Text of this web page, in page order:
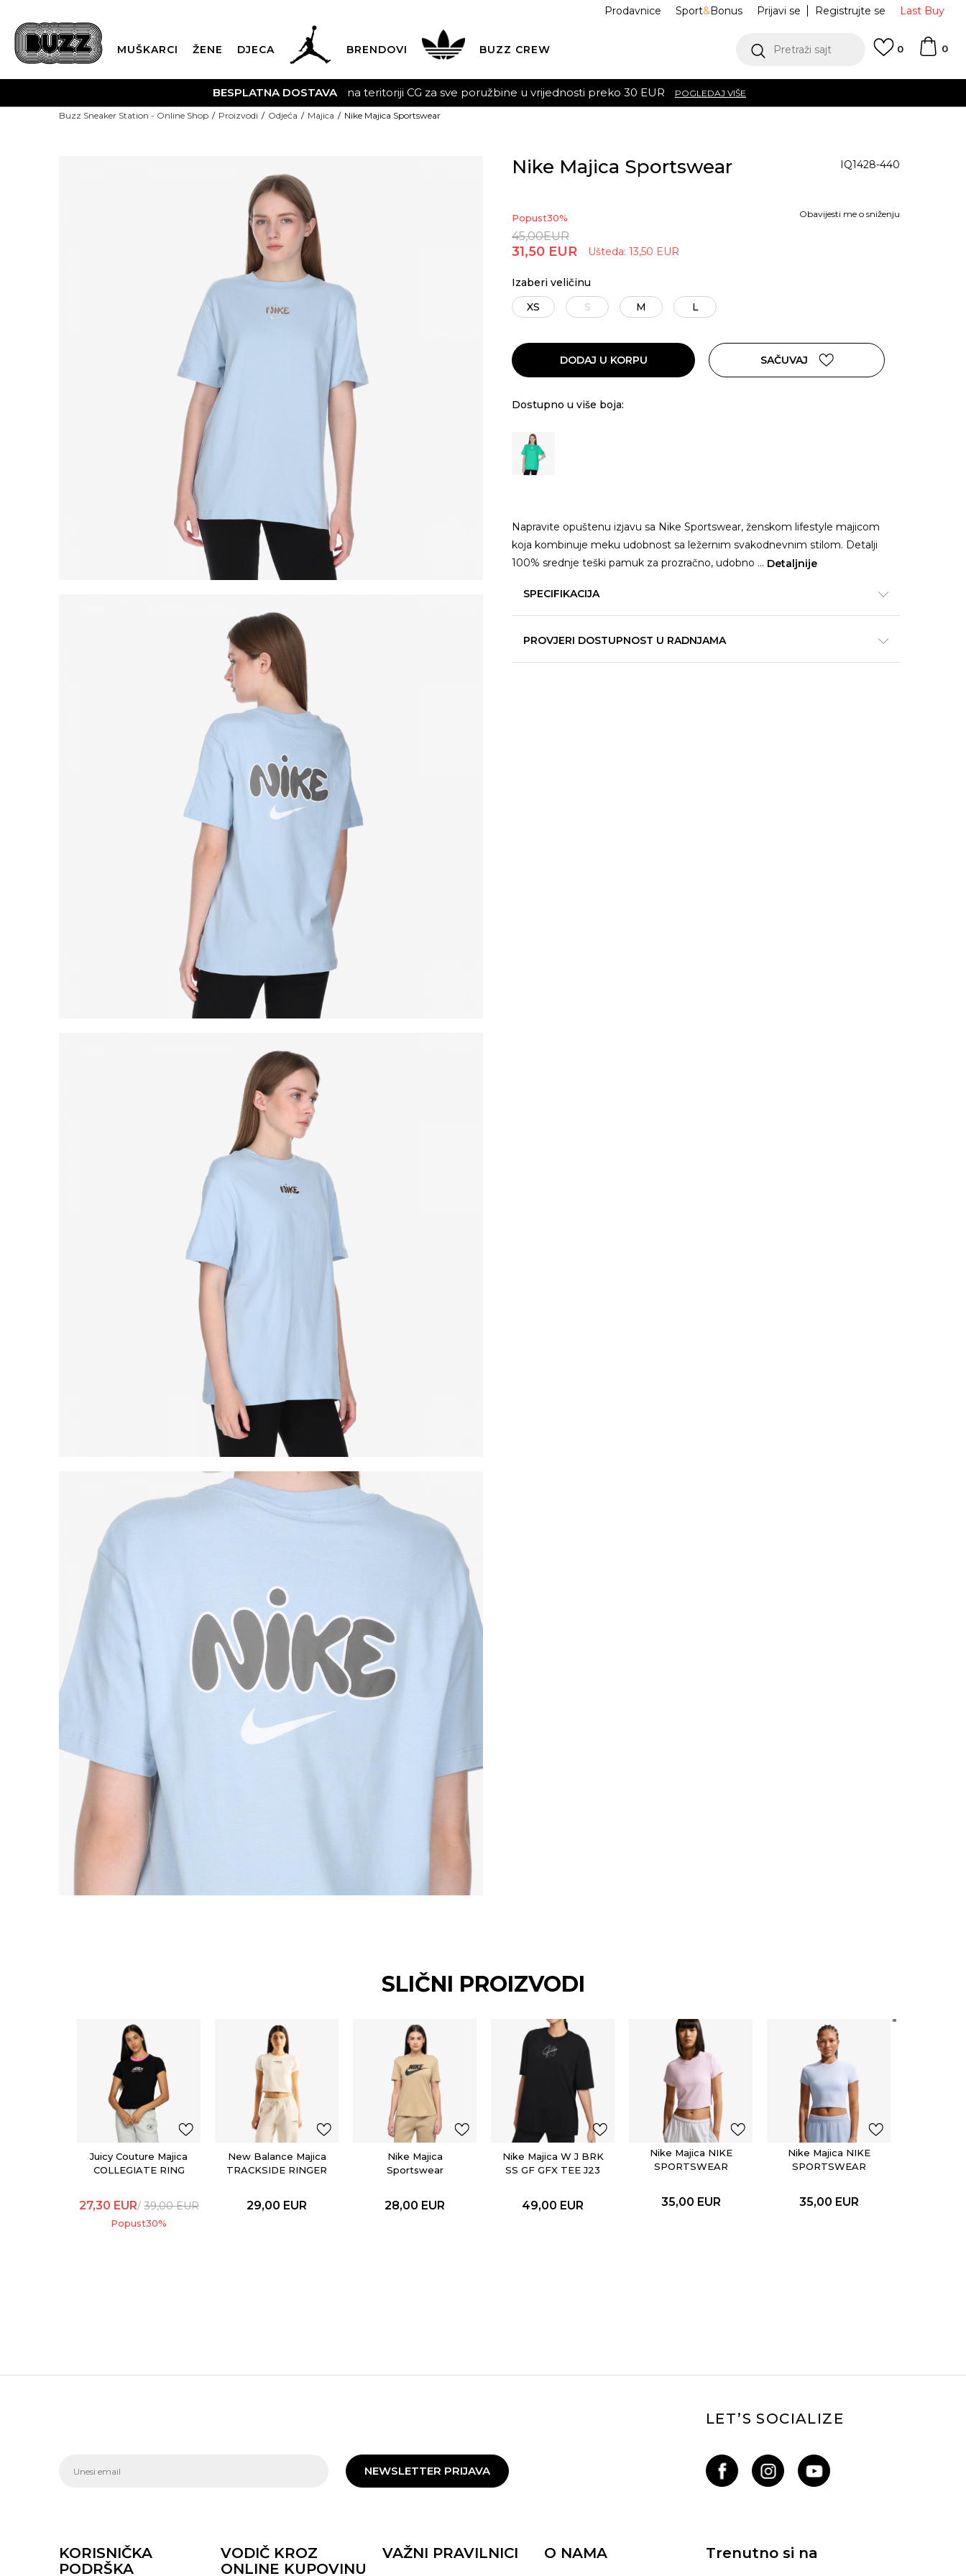
Last Buy
Prijavi se Registrujte se
Prodavnice Sport&Bonus
MUŠKARCI ŽENE DJECA BRENDOVI BUZZ CREW Pretraži sajt 0
0
BESPLATNA DOSTAVA na teritoriji CG za sve poružbine u vrijednosti preko 30 EUR POGLEDAJ VIŠE
Buzz Sneaker Station - Online Shop Proizvodi Odjeća Majica Nike Majica Sportswear
Nike Majica Sportswear IQ1428-440
Popust30%
45,00EUR
31,50 EUR Ušteda: 13,50 EUR
Obavijesti me o sniženju
Izaberi veličinu
XS
S M L
DODAJ U KORPU SAČUVAJ
Dostupno u više boja:
Napravite opuštenu izjavu sa Nike Sportswear, ženskom lifestyle majicom
koja kombinuje meku udobnost sa ležernim svakodnevnim stilom. Detalji
100% srednje teški pamuk za prozračno, udobno ... Detaljnije
SPECIFIKACIJA
PROVJERI DOSTUPNOST U RADNJAMA
SLIČNI PROIZVODI
Juicy Couture Majica
COLLEGIATE RING
27,30 EUR 39,00EUR
Popust30%
New Balance Majica
TRACKSIDE RINGER
29,00 EUR
Nike Majica
Sportswear
28,00 EUR
Nike Majica W J BRK
SS GF GFX TEE J23
49,00 EUR
Nike Majica NIKE
SPORTSWEAR
35,00 EUR
Nike Majica NIKE
SPORTSWEAR
35,00 EUR
NEWSLETTER PRIJAVA
LET’S SOCIALIZE
KORISNIČKA
PODRŠKA
VODIČ KROZ
ONLINE KUPOVINU
VAŽNI PRAVILNICI O NAMA Trenutno si na